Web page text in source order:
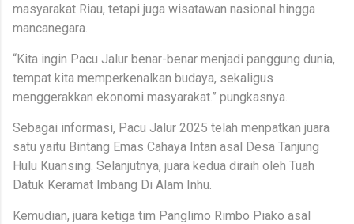
masyarakat Riau, tetapi juga wisatawan nasional hingga
mancanegara.
“Kita ingin Pacu Jalur benar-benar menjadi panggung dunia,
tempat kita memperkenalkan budaya, sekaligus
menggerakkan ekonomi masyarakat.” pungkasnya.
Sebagai informasi, Pacu Jalur 2025 telah menpatkan juara
satu yaitu Bintang Emas Cahaya Intan asal Desa Tanjung
Hulu Kuansing. Selanjutnya, juara kedua diraih oleh Tuah
Datuk Keramat Imbang Di Alam Inhu.
Kemudian, juara ketiga tim Panglimo Rimbo Piako asal